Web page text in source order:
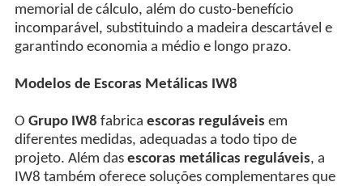
memorial de cálculo, além do custo-benefício
incomparável, substituindo a madeira descartável e
garantindo economia a médio e longo prazo.
Modelos de Escoras Metálicas IW8
O Grupo IW8 fabrica escoras reguláveis em
diferentes medidas, adequadas a todo tipo de
projeto. Além das escoras metálicas reguláveis, a
IW8 também oferece soluções complementares que